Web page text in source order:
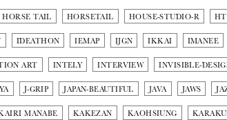
HORSE TAIL HORSETAIL HOUSE-STUDIO-R
IDEATHON IEMAP IJGN IKKAI IMANEE
ART INTELY INTERVIEW INVISIBLE-
J-GRIP JAPAN-BEAUTIFUL JAVA JAWS
MANABE KAKEZAN KAOHSIUNG